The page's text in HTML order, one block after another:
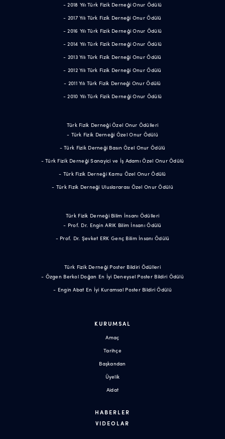
- 2018 Yılı Türk Fizik Derneği Onur Ödülü
- 2017 Yılı Türk Fizik Derneği Onur Ödülü
- 2016 Yılı Türk Fizik Derneği Onur Ödülü
- 2014 Yılı Türk Fizik Derneği Onur Ödülü
- 2013 Yılı Türk Fizik Derneği Onur Ödülü
- 2012 Yılı Türk Fizik Derneği Onur Ödülü
- 2011 Yılı Türk Fizik Derneği Onur Ödülü
- 2010 Yılı Türk Fizik Derneği Onur Ödülü
Türk Fizik Derneği Özel Onur Ödülleri
- Türk Fizik Derneği Özel Onur Ödülü
- Türk Fizik Derneği Basın Özel Onur Ödülü
- Türk Fizik Derneği Sanayici ve İş Adamı Özel Onur Ödülü
- Türk Fizik Derneği Kamu Özel Onur Ödülü
- Türk Fizik Derneği Uluslararası Özel Onur Ödülü
Türk Fizik Derneği Bilim İnsanı Ödülleri
- Prof. Dr. Engin ARIK Bilim İnsanı Ödülü
- Prof. Dr. Şevket ERK Genç Bilim İnsanı Ödülü
Türk Fizik Derneği Poster Bildiri Ödülleri
- Özgen Berkol Doğan En İyi Deneysel Poster Bildiri Ödülü
- Engin Abat En İyi Kuramsal Poster Bildiri Ödülü
KURUMSAL
Amaç
Tarihçe
Başkandan
Üyelik
Aidat
HABERLER
VIDEOLAR